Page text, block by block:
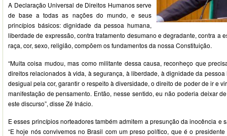
A Declaração Universal de Direitos Humanos serve
de base a todas as nações do mundo, e seus
princípios básicos: dignidade da pessoa humana,
liberdade de expressão, contra tratamento desumano e degradante, contra a
raça, cor, sexo, religião, compõem os fundamentos da nossa Constituição.
“Muita coisa mudou, mas como militante dessa causa, reconheço que
direitos relacionados à vida, à segurança, à liberdade, à dignidade da
desigual pela cor, garantir o respeito à diversidade, o direito de poder de ir e
manifestação de pensamento. Então, nesse sentido, eu não poderia deixar
este discurso”, disse Zé Inácio.
E esses princípios norteadores também admitem a presunção da inocência e
“E hoje nós convivemos no Brasil com um preso político, que é o